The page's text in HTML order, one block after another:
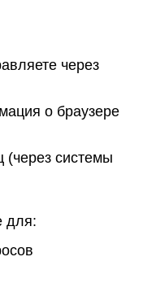
через
о браузере
системы
для: